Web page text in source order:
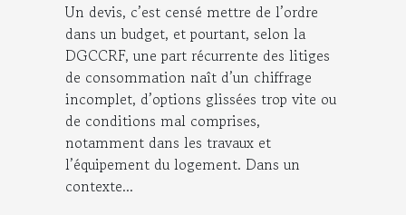
Un devis, c’est censé mettre de l’ordre
dans un budget, et pourtant, selon la
DGCCRF, une part récurrente des litiges
de consommation naît d’un chiffrage
incomplet, d’options glissées trop vite ou
de conditions mal comprises,
notamment dans les travaux et
l’équipement du logement. Dans un
contexte...